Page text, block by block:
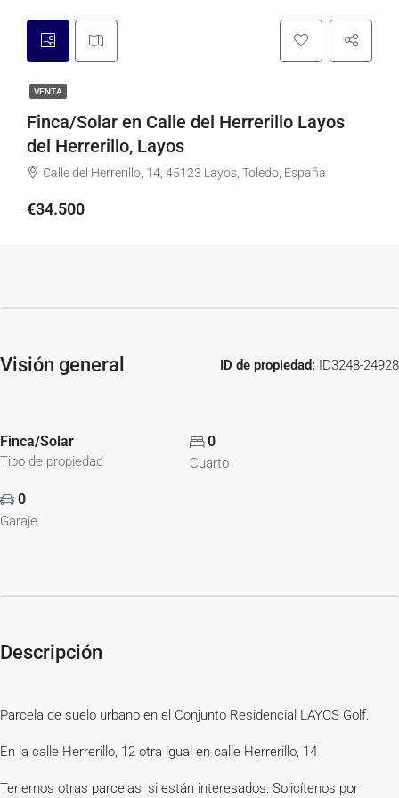
VENTA
Finca/Solar en Calle del Herrerillo Layos
del Herrerillo, Layos
Calle del Herrerillo, 14, 45123 Layos, Toledo, España
€34.500
Visión general ID de propiedad: ID3248-24928
Finca/Solar
Tipo de propiedad
0
Cuarto
0
Garaje
Descripción
Parcela de suelo urbano en el Conjunto Residencial LAYOS Golf.
En la calle Herrerillo, 12 otra igual en calle Herrerillo, 14
Tenemos otras parcelas, si están interesados: Solicítenos por